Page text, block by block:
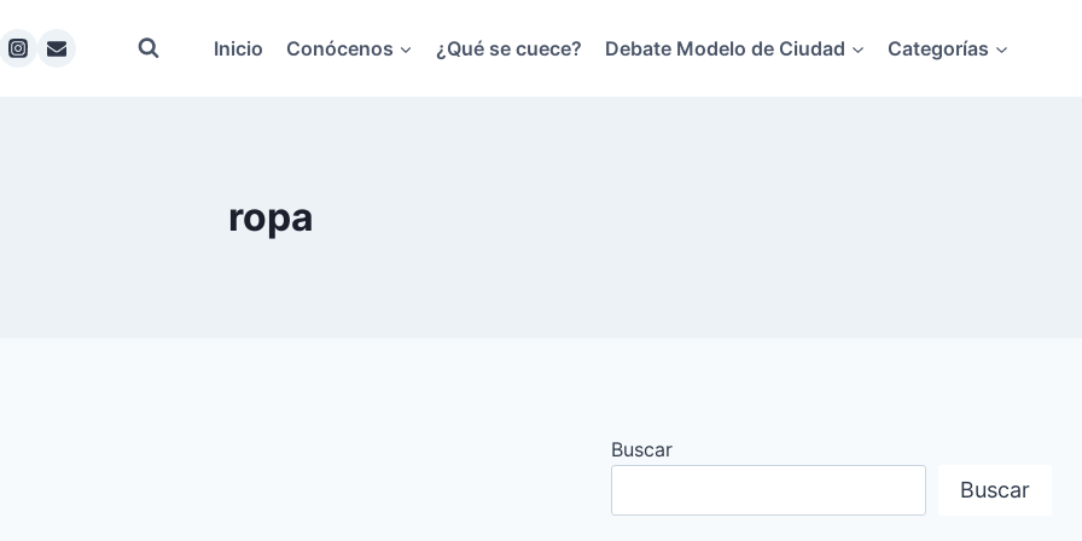
Inicio Conócenos ¿Qué se cuece? Debate Modelo de Ciudad Categorías
ropa
Buscar
Buscar